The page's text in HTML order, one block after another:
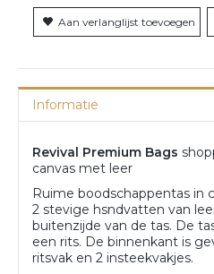
Aan verlanglijst toevoegen
Informatie
Revival Premium Bags
canvas met leer
Ruime boodschappentas in
2 stevige hsndvatten van
buitenzijde van de tas. De
een rits. De binnenkant is
ritsvak en 2 insteekvakjes.